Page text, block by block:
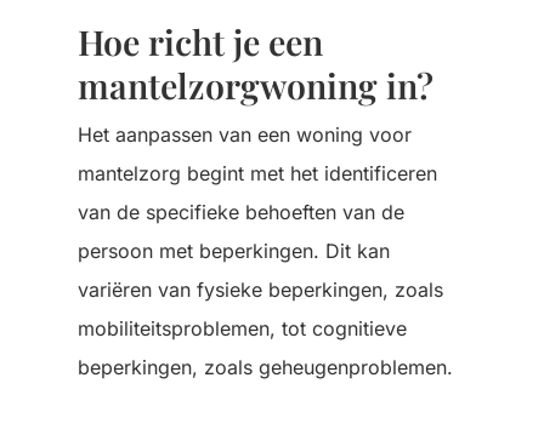
Hoe richt je een
mantelzorgwoning in?
Het aanpassen van een woning voor
mantelzorg begint met het identificeren
van de specifieke behoeften van de
persoon met beperkingen. Dit kan
variëren van fysieke beperkingen, zoals
mobiliteitsproblemen, tot cognitieve
beperkingen, zoals geheugenproblemen.